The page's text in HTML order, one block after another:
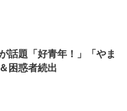
話題「好青年！」「やま
困惑者続出